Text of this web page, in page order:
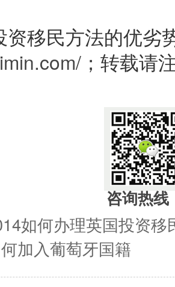
资移民方法的优劣
；转载请
咨询热线
如何办理英国投资移
加入葡萄牙国籍